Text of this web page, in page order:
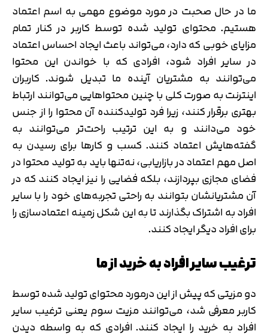
ما در حال صحبت در مورد موضوع مهمی به اسم اعتماد
هستیم. محتوای تولید شده توسط کاربر در کنار تمام
مزایای خوبی که دارد، می‌تواند باعث ایجاد احساس اعتماد
در سایر افراد شود، افرادی که با خواندن این محتوا
می‌توانند به مشتریان آینده ما تبدیل شوند. کاربران
اینترنت به صورت کلی با چنین محتواهایی می‌توانند ارتباط
بهتری برقرار کنند، زیرا فرد تولیدکننده آن محتوا را از جنس
خود می‌دانند و به این ترتیب راحت‌تر می‌توانند به
گفته‌هایش اعتماد کنند. کسب و کارها برای رسیدن به
اصل مهم اعتماد در بازاریابی، نه‌تنها باید به تولید محتوا در
فضای مجازی بپردازند، بلکه فضایی را نیز ایجاد کنند که در
آن مشتریانشان بتوانند به راحتی تجربه‌های خود را با سایر
افراد به اشتراک بگذارند تا به این شکل زمینه اعتمادسازی را
برای افراد دیگر ایجاد کنند.
ترغیب سایر افراد به خرید از ما
دو مزیتی که پیش از این درمورد محتوای تولید شده توسط
کاربر معرفی شد، می‌توانند مزیت سوم یعنی ترغیب سایر
افراد به خرید را ایجاد کنند. افرادی که به واسطه دیدن